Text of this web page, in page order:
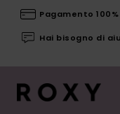
Pagamento
Hai bisogno di